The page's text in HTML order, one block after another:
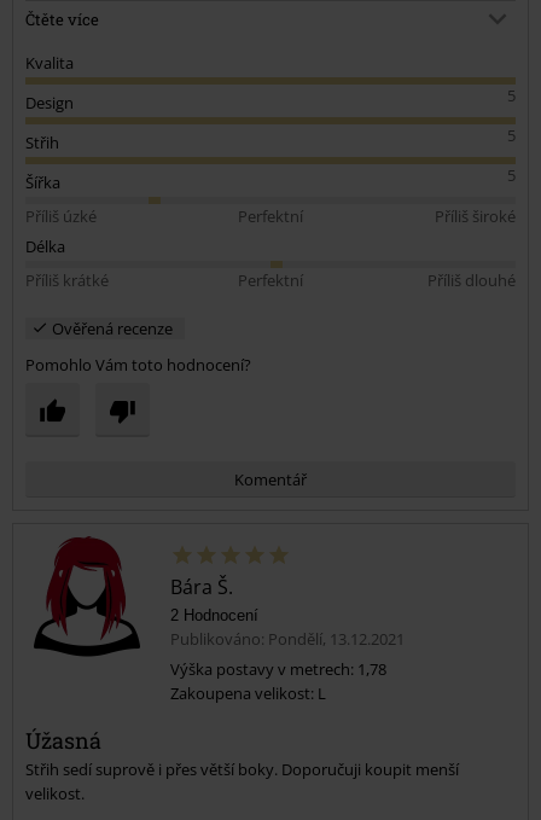
Přišla mi že bude velice teplá. Jinak je moc pěkná.
Čtěte více
Kvalita
5
Design
5
Střih
5
Šířka
Příliš úzké
Perfektní
Příliš široké
Délka
Příliš krátké
Perfektní Příliš dlouhé
Ověřená recenze
Pomohlo Vám toto hodnocení?
Komentář
Odeslat komentář
Bára Š.
2 Hodnocení
Publikováno: Pondělí, 13.12.2021
Výška postavy v metrech: 1,78
Zakoupena velikost: L
Úžasná
Střih sedí suprově i přes větší boky. Doporučuji koupit menší
velikost.